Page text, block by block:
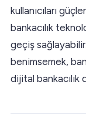
kullanıcıları
bankacılık
geçiş
benimsemek,
dijital bankacılık